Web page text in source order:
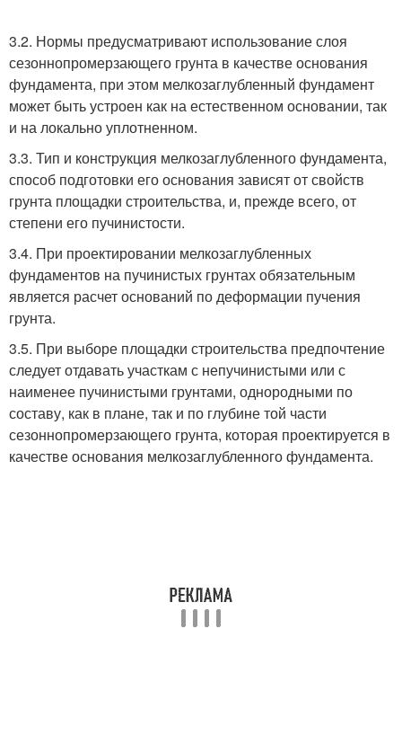
3.2. Нормы предусматривают использование слоя
сезоннопромерзающего грунта в качестве основания
фундамента, при этом мелкозаглубленный фундамент
может быть устроен как на естественном основании, так
и на локально уплотненном.
3.3. Тип и конструкция мелкозаглубленного фундамента,
способ подготовки его основания зависят от свойств
грунта площадки строительства, и, прежде всего, от
степени его пучинистости.
3.4. При проектировании мелкозаглубленных
фундаментов на пучинистых грунтах обязательным
является расчет оснований по деформации пучения
грунта.
3.5. При выборе площадки строительства предпочтение
следует отдавать участкам с непучинистыми или с
наименее пучинистыми грунтами, однородными по
составу, как в плане, так и по глубине той части
сезоннопромерзающего грунта, которая проектируется в
качестве основания мелкозаглубленного фундамента.